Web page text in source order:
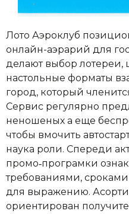
Лото Аэроклуб
онлайн-аэрарий для
делают выбор
настольные форматы
город, который
Сервис регулярно
неношеных а еще
чтобы вмочить
наука роли. Спереди
промо‑програмки
требованиями,
для выражению.
ориентирован